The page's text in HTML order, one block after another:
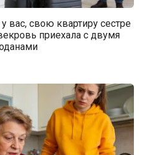
вас, свою квартиру сестре
приехала с двумя